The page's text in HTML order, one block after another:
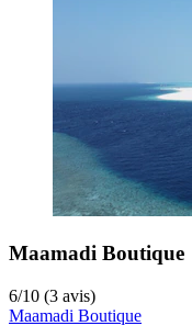
Maamadi Boutique
6/10 (3 avis)
Maamadi Boutique